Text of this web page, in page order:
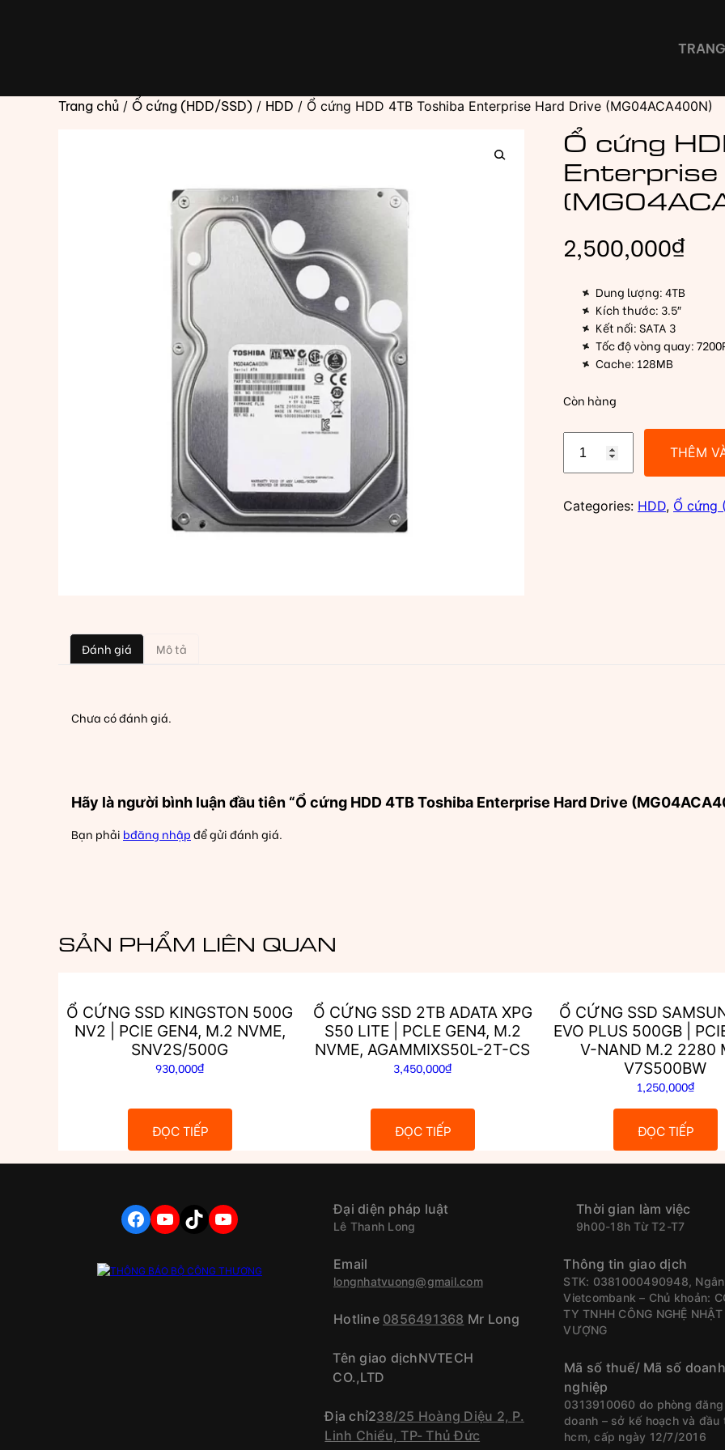
Trang chủ / Ổ cứng (HDD/SSD) / HDD / Ổ cứng HDD 4TB Toshiba Enterprise Hard Drive (MG04ACA400N)
Ổ cứng
2,500,000₫
Dung lượng: 4TB
Kích thước: 3.5″
Kết nối: SATA 3
Tốc độ vòng quay:
Cache: 128MB
Còn hàng
cứng
4TB
THÊM
Categories: HDD, Ổ cứng
Đánh giá Mô tả
Chưa có đánh giá.
Hãy là người bình luận đầu tiên “Ổ cứng HDD 4TB Toshiba Enterprise Hard Drive
Bạn phải bđăng nhậpđể gửi đánh giá.
SẢN PHẨM LIÊN QUAN
Ổ CỨNG SSD KINGSTON 500G
NV2 | PCIE GEN4, M.2 NVME,
SNV2S/500G
930,000₫
ĐỌC TIẾP
Ổ CỨNG SSD 2TB ADATA XPG
S50 LITE | PCLE GEN4, M.2
NVME, AGAMMIXS50L-2T-CS
3,450,000₫
ĐỌC TIẾP
Ổ CỨNG SSD
EVO PLUS 500GB |
V-NAND M.2 2280
V7S500BW
1,250,000₫
ĐỌC TIẾP
FACEBOOK YOUTUBE TIKTOK YOUTUBE Đại diện pháp luật
Lê Thanh Long
Email
longnhatvuong@gmail.com
Hotline 0856491368 Mr Long
Tên giao dịchNVTECH
CO.,LTD
Địa chỉ238/25 Hoàng Diệu 2, P.
Linh Chiểu, TP- Thủ Đức
Thời gian làm việc
9h00-18h Từ T2-T7
Thông tin giao dịch
STK: 0381000490948,
Vietcombank – Chủ khoản:
TY TNHH CÔNG NGHỆ NHẬT
VƯỢNG
Mã số thuế/ Mã số doanh
nghiệp
0313910060 do phòng
doanh – sở kế hoạch và đầu
hcm, cấp ngày 12/7/2016